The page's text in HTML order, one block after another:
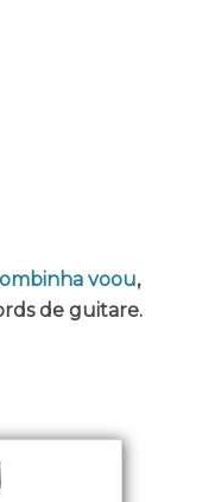
voou,
de guitare.